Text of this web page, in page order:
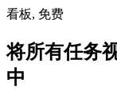
看板, 免费
将所有任务
中